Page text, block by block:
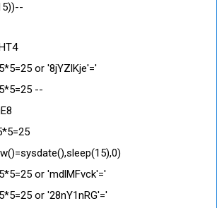
or '8jYZlKje'='
--
or 'mdlMFvck'='
or '28nY1nRG'='